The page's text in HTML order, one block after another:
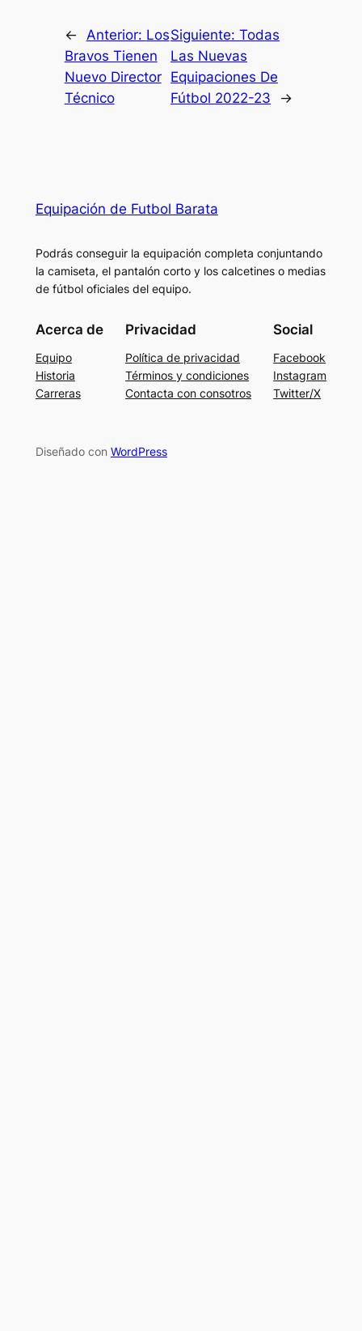
← Anterior: Los
Bravos Tienen
Nuevo Director
Técnico
Siguiente:Todas
Las Nuevas
Equipaciones De
Fútbol 2022-23
→
Equipación de Futbol Barata
Podrás conseguir la equipación completa conjuntando
la camiseta, el pantalón corto y los calcetines o medias
de fútbol oficiales del equipo.
Acerca de
Equipo
Historia
Carreras
Privacidad
Política de privacidad
Términos y condiciones
Contacta con consotros
Social
Facebook
Instagram
Twitter/X
Diseñado con WordPress